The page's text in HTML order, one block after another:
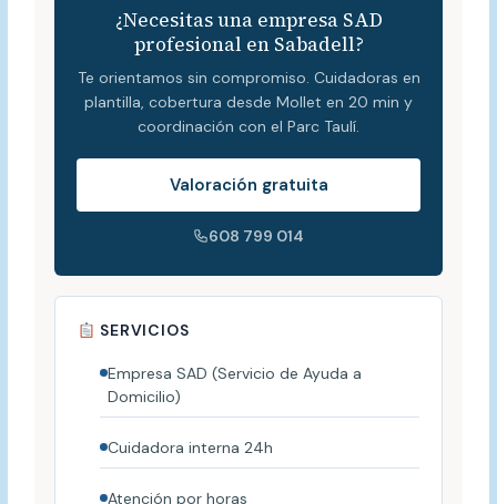
¿Necesitas una empresa SAD
profesional en Sabadell?
Te orientamos sin compromiso. Cuidadoras en
plantilla, cobertura desde Mollet en 20 min y
coordinación con el Parc Taulí.
Valoración gratuita
608 799 014
SERVICIOS
Empresa SAD (Servicio de Ayuda a
Domicilio)
Cuidadora interna 24h
Atención por horas